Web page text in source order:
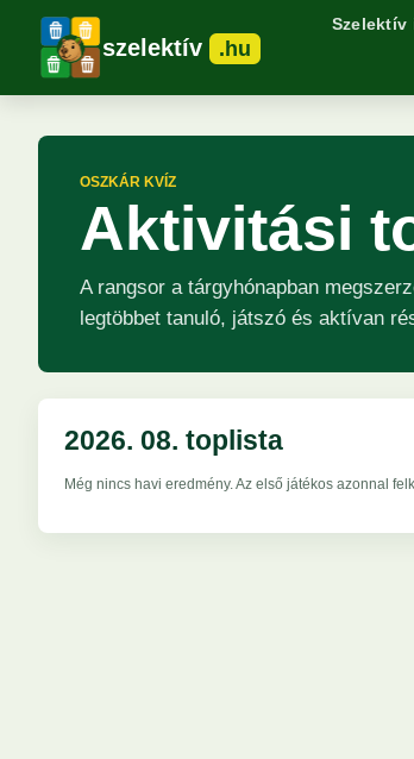
szelektív .hu
Szelektív
OSZKÁR KVÍZ
Aktivitási
A rangsor a tárgyhónapban
legtöbbet tanuló, játszó és aktívan
2026. 08. toplista
Még nincs havi eredmény. Az első játékos azonnal